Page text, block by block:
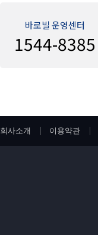
바로빌 운영센터
1544-8385
회사소개 이용약관